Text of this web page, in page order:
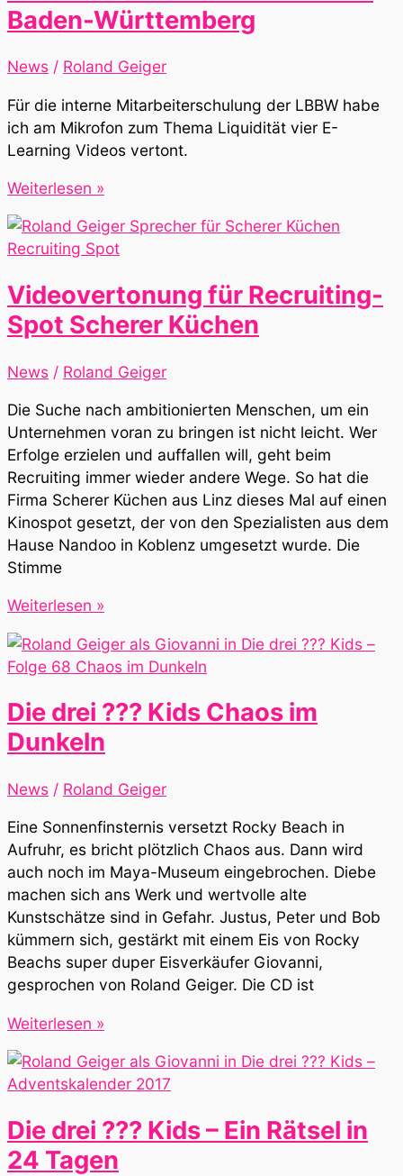
Gefahr
Baden-Württemberg
News / Roland Geiger
Für die interne Mitarbeiterschulung der LBBW habe
ich am Mikrofon zum Thema Liquidität vier E-
Learning Videos vertont.
Lernvideos
die
Landesbank
Württemberg
Weiterlesen »
Videovertonung für Recruiting-
Spot Scherer Küchen
News / Roland Geiger
Die Suche nach ambitionierten Menschen, um ein
Unternehmen voran zu bringen ist nicht leicht. Wer
Erfolge erzielen und auffallen will, geht beim
Recruiting immer wieder andere Wege. So hat die
Firma Scherer Küchen aus Linz dieses Mal auf einen
Kinospot gesetzt, der von den Spezialisten aus dem
Hause Nandoo in Koblenz umgesetzt wurde. Die
Stimme
Videovertonung
Recruiting-
Spot
Küchen
Weiterlesen »
Die drei ??? Kids Chaos im
Dunkeln
News / Roland Geiger
Eine Sonnenfinsternis versetzt Rocky Beach in
Aufruhr, es bricht plötzlich Chaos aus. Dann wird
auch noch im Maya-Museum eingebrochen. Diebe
machen sich ans Werk und wertvolle alte
Kunstschätze sind in Gefahr. Justus, Peter und Bob
kümmern sich, gestärkt mit einem Eis von Rocky
Beachs super duper Eisverkäufer Giovanni,
gesprochen von Roland Geiger. Die CD ist
Die
???
Kids
im
Dunkeln
Weiterlesen »
Die drei ??? Kids – Ein Rätsel in
24 Tagen